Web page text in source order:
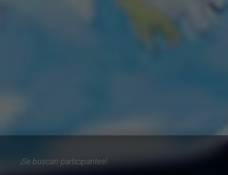
¡Se buscan participantes!